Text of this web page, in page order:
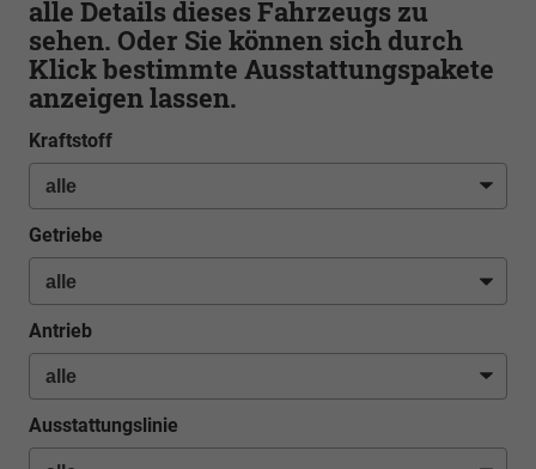
alle Details dieses Fahrzeugs zu
sehen. Oder Sie können sich durch
Klick bestimmte Ausstattungspakete
anzeigen lassen.
Kraftstoff
Getriebe
Antrieb
Ausstattungslinie